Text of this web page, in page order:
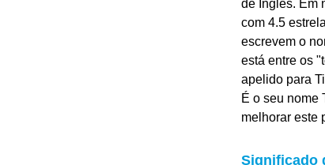
de Inglês. Em
com 4.5
escrevem o
está entre os
apelido para
É o seu nome
melhorar este
Significado